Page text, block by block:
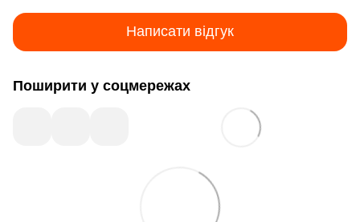
Написати відгук
Поширити у соцмережах